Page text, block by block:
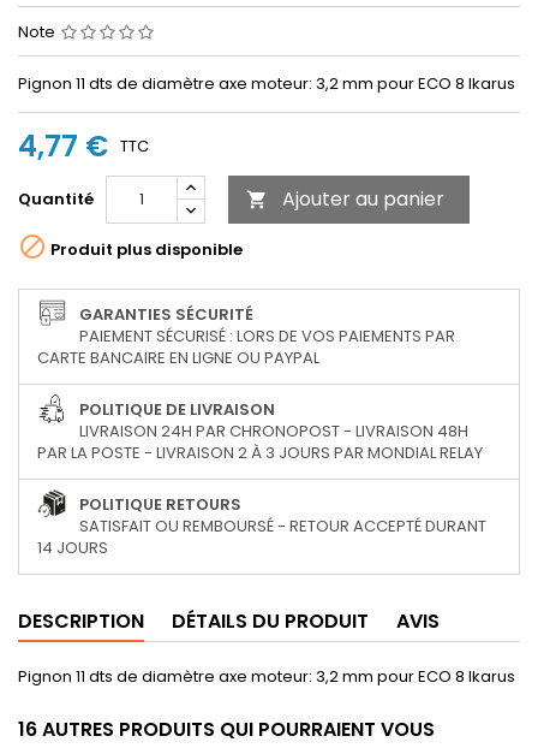
Note
Pignon 11 dts de diamètre axe moteur: 3,2 mm pour ECO 8 Ikarus
4,77 € TTC
Quantité  Ajouter au panier
 Produit plus disponible
GARANTIES SÉCURITÉ
PAIEMENT SÉCURISÉ : LORS DE VOS PAIEMENTS PAR
CARTE BANCAIRE EN LIGNE OU PAYPAL
POLITIQUE DE LIVRAISON
LIVRAISON 24H PAR CHRONOPOST - LIVRAISON 48H
PAR LA POSTE - LIVRAISON 2 À 3 JOURS PAR MONDIAL RELAY
POLITIQUE RETOURS
SATISFAIT OU REMBOURSÉ - RETOUR ACCEPTÉ DURANT
14 JOURS
DESCRIPTION DÉTAILS DU PRODUIT AVIS
Pignon 11 dts de diamètre axe moteur: 3,2 mm pour ECO 8 Ikarus
16 AUTRES PRODUITS QUI POURRAIENT VOUS